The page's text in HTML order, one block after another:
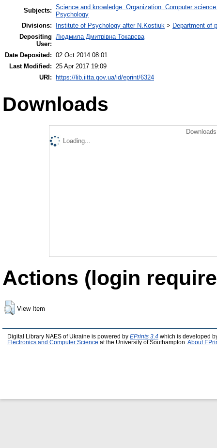
Subjects: Science and knowledge. Organization. Computer
Psychology
Divisions:
Institute of Psychology after N.Kostiuk > Department of
Depositing
User:
Людмила Дмитрівна Токарєва
Date Deposited: 02 Oct 2014 08:01
Last Modified:
25 Apr 2017 19:09
URI: https://lib.iitta.gov.ua/id/eprint/6324
Downloads
Loading...
Actions (login
View Item
Digital Library NAES of Ukraine is powered by EPrints 3.4 which is developed
Electronics and Computer Science at the University of Southampton. About